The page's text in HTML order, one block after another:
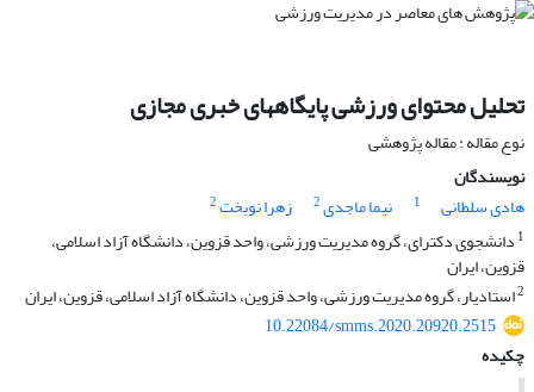
تحلیل محتوای ورزشی پایگاههای خبری مجازی
نوع مقاله : مقاله پژوهشی
نویسندگان
هادی سلطانی
1 نیما ماجدی2 زهرا نوبخت2
1 دانشجوی دکترای، گروه مدیریت ورزشی، واحد قزوین، دانشگاه آزاد اسلامی،
قزوین، ایران
2استادیار، گروه مدیریت ورزشی، واحد قزوین، دانشگاه آزاد اسلامی، قزوین، ایران
10.22084/smms.2020.20920.2515
چکیده